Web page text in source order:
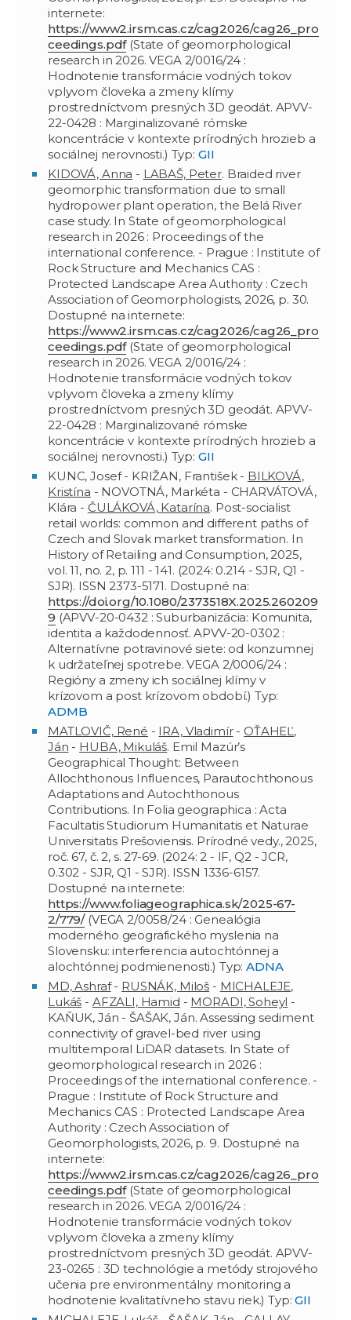
internete:
https://www2.irsm.cas.cz/cag2026/cag26_pro
ceedings.pdf(State of geomorphological
research in 2026. VEGA 2/0016/24 :
Hodnotenie transformácie vodných tokov
vplyvom človeka a zmeny klímy
prostredníctvom presných 3D geodát. APVV-
22-0428 : Marginalizované rómske
koncentrácie v kontexte prírodných hrozieb a
sociálnej nerovnosti.) Typ: GII
KIDOVÁ, Anna - LABAŠ, Peter. Braided river
geomorphic transformation due to small
hydropower plant operation, the Belá River
case study. In State of geomorphological
research in 2026 : Proceedings of the
international conference. - Prague : Institute of
Rock Structure and Mechanics CAS :
Protected Landscape Area Authority : Czech
Association of Geomorphologists, 2026, p. 30.
Dostupné na internete:
https://www2.irsm.cas.cz/cag2026/cag26_pro
ceedings.pdf(State of geomorphological
research in 2026. VEGA 2/0016/24 :
Hodnotenie transformácie vodných tokov
vplyvom človeka a zmeny klímy
prostredníctvom presných 3D geodát. APVV-
22-0428 : Marginalizované rómske
koncentrácie v kontexte prírodných hrozieb a
sociálnej nerovnosti.) Typ: GII
KUNC, Josef - KRIŽAN, František - BILKOVÁ,
Kristína - NOVOTNÁ, Markéta - CHARVÁTOVÁ,
Klára - ČULÁKOVÁ, Katarína. Post-socialist
retail worlds: common and different paths of
Czech and Slovak market transformation. In
History of Retailing and Consumption, 2025,
vol. 11, no. 2, p. 111 - 141. (2024: 0.214 - SJR, Q1 -
SJR). ISSN 2373-5171. Dostupné na:
https://doi.org/10.1080/2373518X.2025.260209
9 (APVV-20-0432 : Suburbanizácia: Komunita,
identita a každodennosť. APVV-20-0302 :
Alternatívne potravinové siete: od konzumnej
k udržateľnej spotrebe. VEGA 2/0006/24 :
Regióny a zmeny ich sociálnej klímy v
krízovom a post krízovom období.) Typ:
ADMB
MATLOVIČ, René - IRA, Vladimír- OŤAHEĽ,
Ján - HUBA, Mikuláš. Emil Mazúr’s
Geographical Thought: Between
Allochthonous Influences, Parautochthonous
Adaptations and Autochthonous
Contributions. In Folia geographica : Acta
Facultatis Studiorum Humanitatis et Naturae
Universitatis Prešoviensis. Prírodné vedy., 2025,
roč. 67, č. 2, s. 27-69. (2024: 2 - IF, Q2 - JCR,
0.302 - SJR, Q1 - SJR). ISSN 1336-6157.
Dostupné na internete:
https://www.foliageographica.sk/2025-67-
2/779/(VEGA 2/0058/24 : Genealógia
moderného geografického myslenia na
Slovensku: interferencia autochtónnej a
alochtónnej podmienenosti.) Typ:ADNA
MD, Ashraf- RUSNÁK, Miloš - MICHALEJE,
Lukáš - AFZALI, Hamid - MORADI, Soheyl -
KAŇUK, Ján - ŠAŠAK, Ján. Assessing sediment
connectivity of gravel-bed river using
multitemporal LiDAR datasets. In State of
geomorphological research in 2026 :
Proceedings of the international conference. -
Prague : Institute of Rock Structure and
Mechanics CAS : Protected Landscape Area
Authority : Czech Association of
Geomorphologists, 2026, p. 9. Dostupné na
internete:
https://www2.irsm.cas.cz/cag2026/cag26_pro
ceedings.pdf(State of geomorphological
research in 2026. VEGA 2/0016/24 :
Hodnotenie transformácie vodných tokov
vplyvom človeka a zmeny klímy
prostredníctvom presných 3D geodát. APVV-
23-0265 : 3D technológie a metódy strojového
učenia pre environmentálny monitoring a
hodnotenie kvalitatívneho stavu riek.) Typ:GII